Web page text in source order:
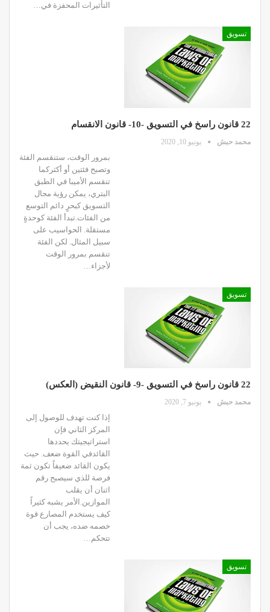
التأثيرات المحفزة في…
تسويق
22 قانون راسخ في التسويق -10- قانون الانقسام
محمد حبش يونيو 10, 2020
بمرور الوقت، ستنقسم الفئة
وتصبح فئتين أو أكثركما
تنقسم الأميبا في الطبق
البتري، يمكن رؤية مجال
التسويق كبحرٍ دائم التوسع
من الفئات.تبدأ الفئة كوحدةٍ
مستقلة. الحواسيب على
سبيل المثال. لكن الفئة
تنقسم بمرور الوقت
لأجزاء…
تسويق
22 قانون راسخ في التسويق -9- قانون النقيض (العكس)
محمد حبش يونيو 7, 2020
إذا كنت تهدف للوصول إلى
المركز الثاني فإن
استراتيجيتك يحددها
القائدفي القوة ضعف. حيث
يكون القائد ضعيفاً تكون ثمة
فرصة للذي سيصبح رقم
اثنان أن يقلب
الموازين.الأمر يشبه كثيراً
كيف يستخدم المصارع قوة
خصمه ضده، يجب أن
تتحكم…
تسويق